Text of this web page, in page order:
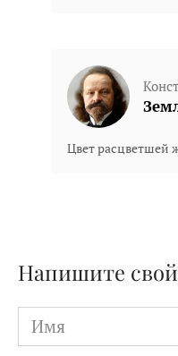
Цвет расцветшей
Напишите
Имя